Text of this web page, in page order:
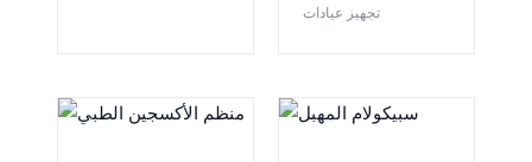
تجهيز عيادات